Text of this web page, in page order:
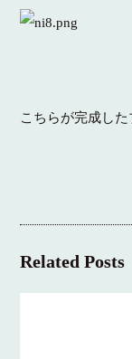
こちらが完成した
Related Posts